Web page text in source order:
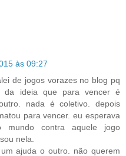
às 09:27
de jogos vorazes no blog pq
da ideia que para vencer é
nada é coletivo. depois
para vencer. eu esperava
contra aquele jogo
nela.
ajuda o outro. não querem